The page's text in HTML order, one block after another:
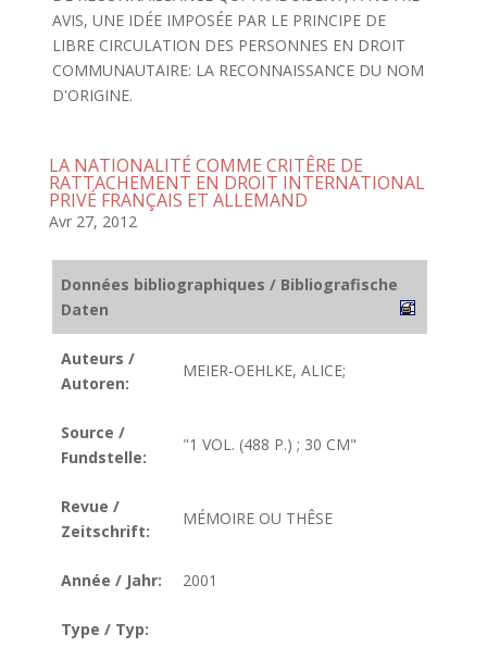
AVIS, UNE IDÉE IMPOSÉE PAR LE PRINCIPE DE
LIBRE CIRCULATION DES PERSONNES EN DROIT
COMMUNAUTAIRE: LA RECONNAISSANCE DU NOM
D'ORIGINE.
LA NATIONALITÉ COMME CRITÊRE DE
RATTACHEMENT EN DROIT INTERNATIONAL
PRIVÉ FRANÇAIS ET ALLEMAND
Avr 27, 2012
Données bibliographiques / Bibliografische
Daten
Auteurs /
Autoren:
MEIER-OEHLKE, ALICE;
Source /
Fundstelle:
"1 VOL. (488 P.) ; 30 CM"
Revue /
Zeitschrift:
MÉMOIRE OU THÊSE
Année / Jahr: 2001
Type / Typ: